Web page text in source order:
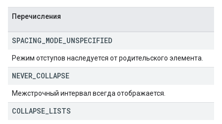
Перечисления
SPACING MODE UNSPECIFIED
Режим отступов наследуется от родительского элемента.
NEVER COLLAPSE
Межстрочный интервал всегда отображается.
COLLAPSE LISTS